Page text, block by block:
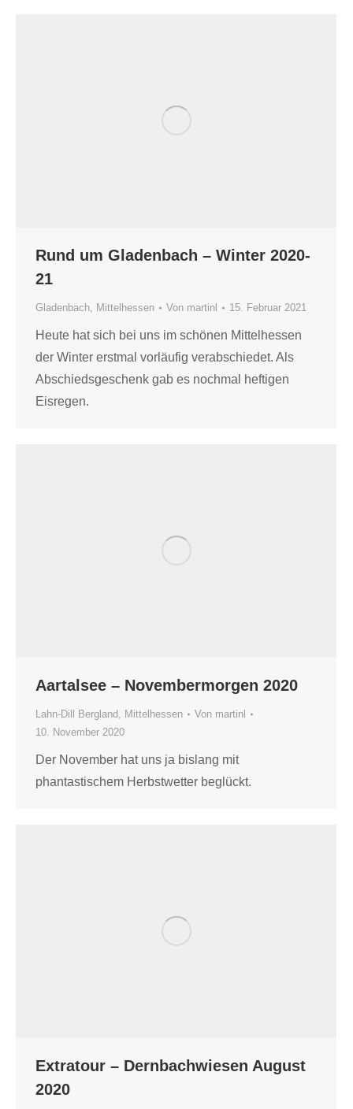
Rund um Gladenbach – Winter 2020-
21
Gladenbach, Mittelhessen Von martinl 15. Februar 2021
Heute hat sich bei uns im schönen Mittelhessen
der Winter erstmal vorläufig verabschiedet. Als
Abschiedsgeschenk gab es nochmal heftigen
Eisregen.
Aartalsee – Novembermorgen 2020
Lahn-Dill Bergland, Mittelhessen Von martinl
10. November 2020
Der November hat uns ja bislang mit
phantastischem Herbstwetter beglückt.
Extratour – Dernbachwiesen August
2020